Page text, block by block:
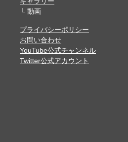
動画
プライバシーポリシー
お問い合わせ
YouTube公式チャンネル
Twitter公式アカウント